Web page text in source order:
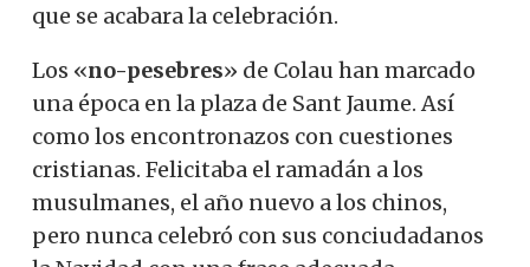
que se acabara la celebración.
Los «no-pesebres» de Colau han marcado
una época en la plaza de Sant Jaume. Así
como los encontronazos con cuestiones
cristianas. Felicitaba el ramadán a los
musulmanes, el año nuevo a los chinos,
pero nunca celebró con sus conciudadanos